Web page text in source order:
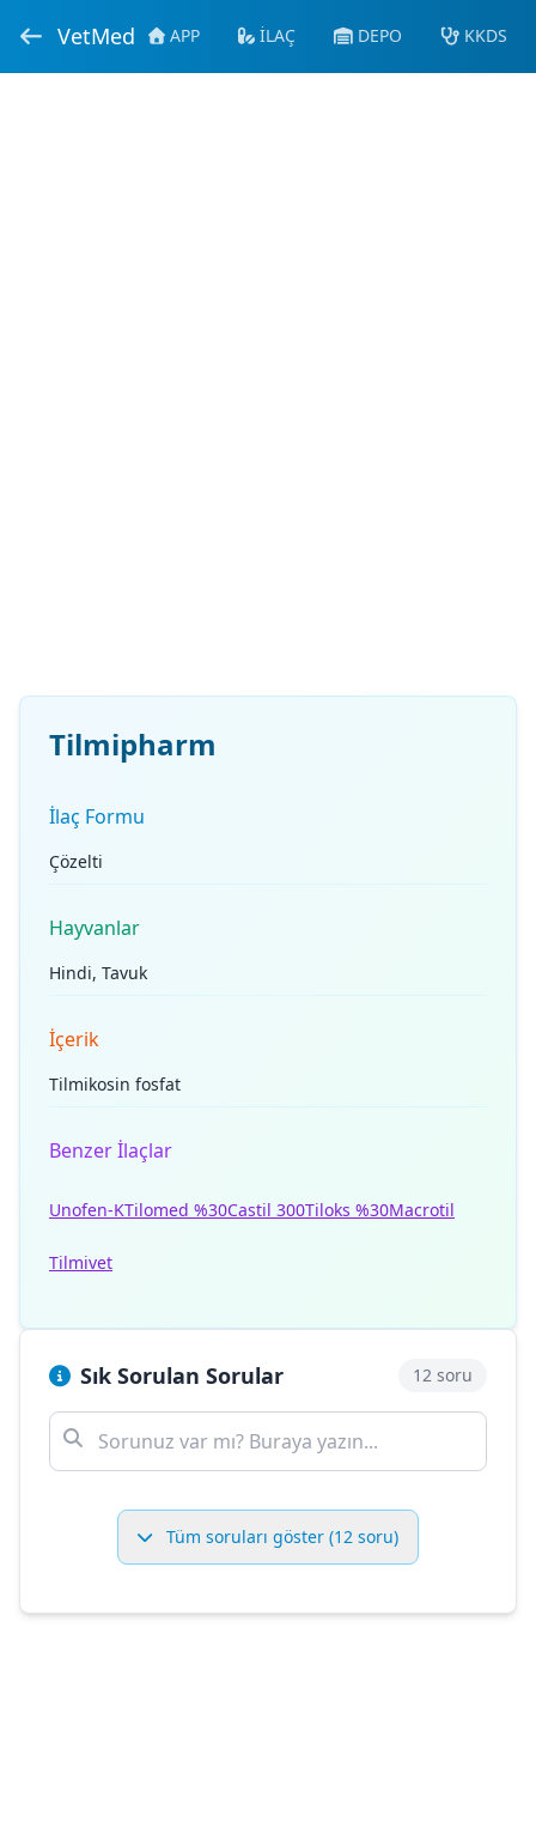
VetMed APP İLAÇ DEPO KKDS
Tilmipharm
İlaç Formu
Çözelti
Hayvanlar
Hindi, Tavuk
İçerik
Tilmikosin fosfat
Benzer İlaçlar
Unofen-KTilomed %30Castil 300Tiloks %30Macrotil
Tilmivet
Sık Sorulan Sorular 12 soru
Tüm soruları göster (12 soru)